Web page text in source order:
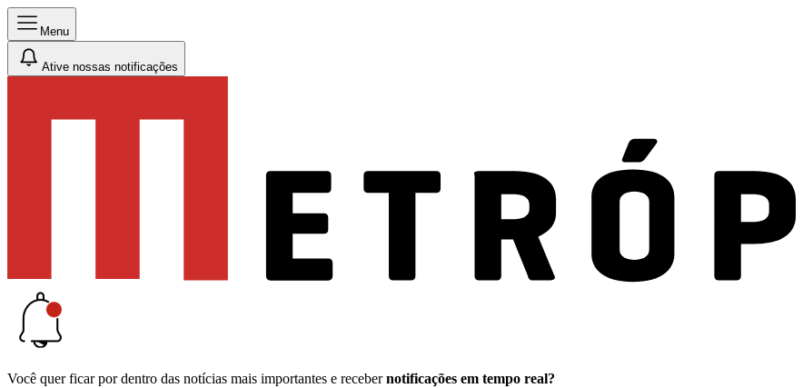
Menu
Ative nossas notificações
Você quer ficar por dentro das notícias mais importantes e receber notificações em tempo real?